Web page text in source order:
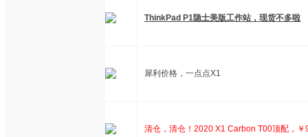
ThinkPad P1隐士美版工作站，现货不多啦
犀利价格，一点点X1
清仓，清仓！2020 X1 Carbon T00顶配，